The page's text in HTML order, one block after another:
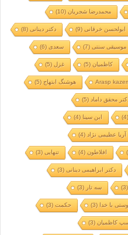
محمدرضا شجریان(10)
ابولحسن خرقانی(9) دکتر دینانی(8)
موسیقی سنتی(7) سعدی(6)
کاظمیان(5) غزل(5)
Arasp هوشنگ ابتهاج(5)
محقق داماد(5)
ابن سینا (4)
آریا عظیمی نژاد(4)
افلاطون(4) تنهایی(3)
دکتر ابراهیمی دینانی(3)
(3) سه تار (3)
با خدا (3) حکمت(3)
کاظمیان(3)